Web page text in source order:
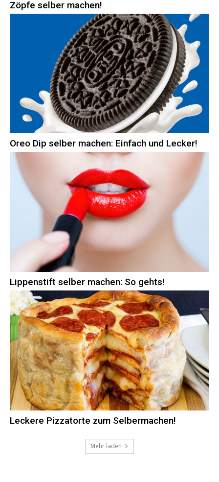
Zöpfe selber machen!
Oreo Dip selber machen: Einfach und Lecker!
Lippenstift selber machen: So gehts!
Leckere Pizzatorte zum Selbermachen!
Mehr laden